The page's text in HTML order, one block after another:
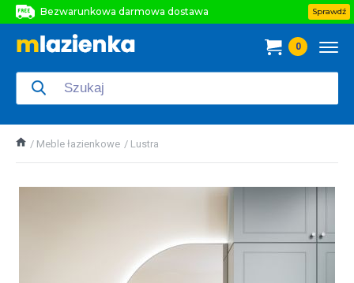
Bezwarunkowa darmowa dostawa
Bezwarunkowa darmowa dostawa
Sprawdź
0
Meble łazienkowe Lustra